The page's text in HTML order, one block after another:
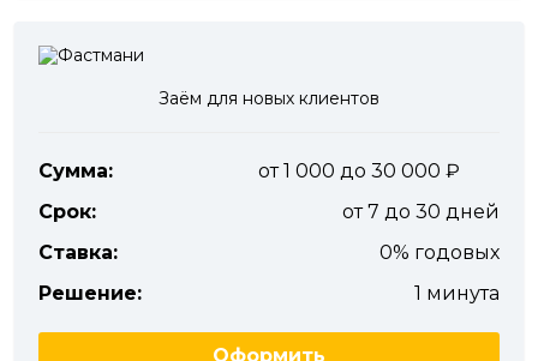
Заём для новых клиентов
Сумма:
от 1 000 до 30 000
Срок:
от 7 до 30 дней
Ставка:
0% годовых
Решение:
1 минута
Оформить